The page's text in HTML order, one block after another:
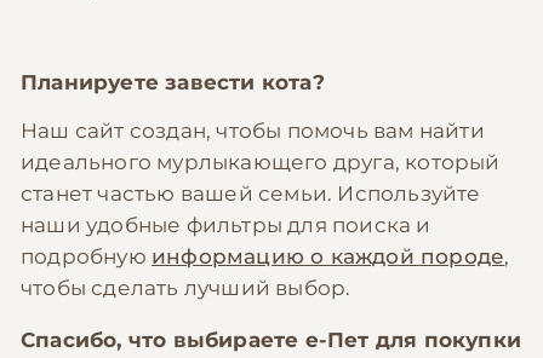
Планируете завести кота?
Наш сайт создан, чтобы помочь вам найти
идеального мурлыкающего друга, который
станет частью вашей семьи. Используйте
наши удобные фильтры для поиска и
подробную информацию о каждой породе,
чтобы сделать лучший выбор.
Спасибо, что выбираете е-Пет для покупки